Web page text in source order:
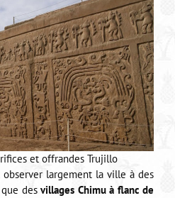
et offrandes Trujillo
largement la ville à des
que desvillages Chimu à flanc de